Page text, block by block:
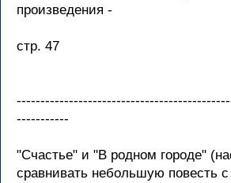
произведения -
стр. 47
-----------
"Счастье" и "В родном городе"
сравнивать небольшую повесть